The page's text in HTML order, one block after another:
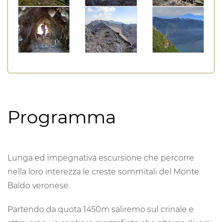
Programma
Lunga ed impegnativa escursione che percorre
nella loro interezza le creste sommitali del Monte
Baldo veronese.
Partendo da quota 1450m saliremo sul crinale e